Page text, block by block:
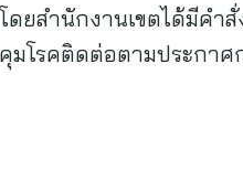
ยสำนักงานเขตได้มีคำ
โรคติดต่อตามประกาศ